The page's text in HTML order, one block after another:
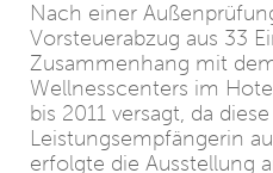
Nach einer
Vorsteuerabzug aus 33
Zusammenhang mit
Wellnesscenters im
bis 2011 versagt, da
Leistungsempfängerin
erfolgte die Ausstellung